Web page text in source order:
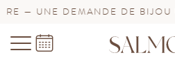
— UNE DEMANDE DE BIJOU